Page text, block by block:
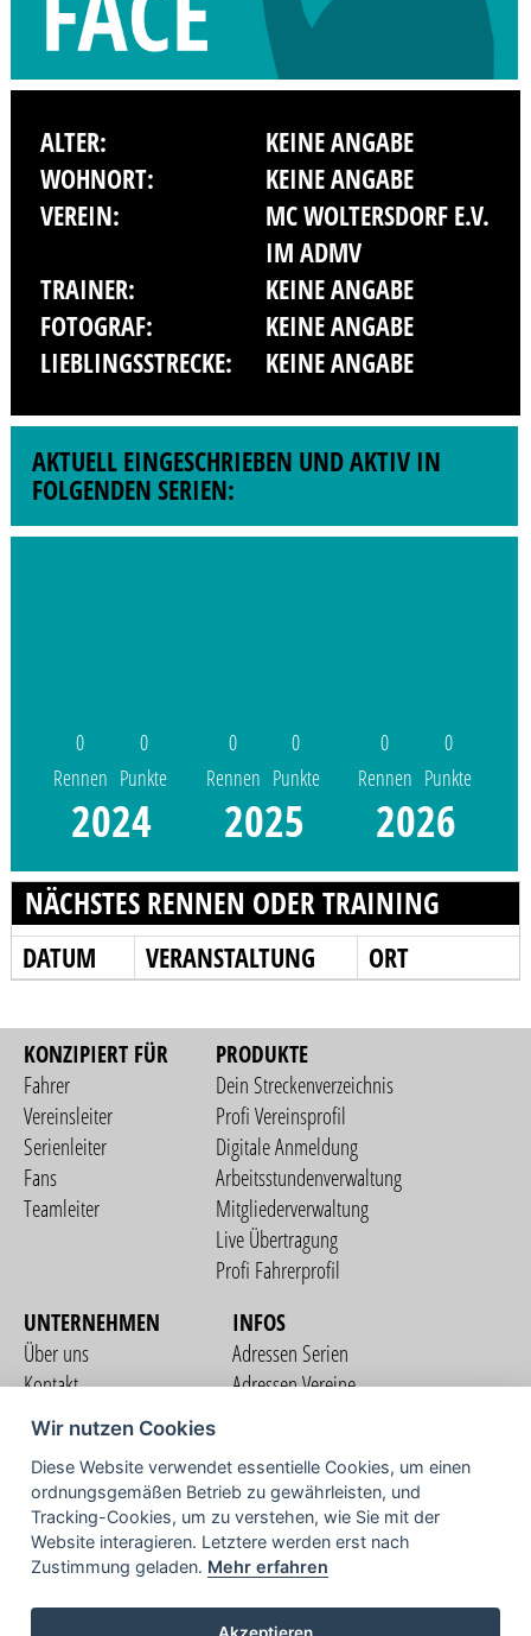
ALTER:
KEINE ANGABE
WOHNORT:
KEINE ANGABE
VEREIN:
MC WOLTERSDORF E.V.
IM ADMV
TRAINER:
KEINE ANGABE
FOTOGRAF:
KEINE ANGABE
LIEBLINGSSTRECKE:
KEINE ANGABE
AKTUELL EINGESCHRIEBEN UND AKTIV IN
FOLGENDEN SERIEN:
0
Rennen
0
Punkte
2024
0
Rennen
0
Punkte
2025
0
Rennen
0
Punkte
2026
NÄCHSTES RENNEN ODER TRAINING
DATUM VERANSTALTUNG ORT
KONZIPIERT FÜR
Fahrer
Vereinsleiter
Serienleiter
Fans
Teamleiter
PRODUKTE
Dein Streckenverzeichnis
Profi Vereinsprofil
Digitale Anmeldung
Arbeitsstundenverwaltung
Mitgliederverwaltung
Live Übertragung
Profi Fahrerprofil
UNTERNEHMEN
Über uns
Kontakt
Nutzungsbedingungen
Datenschutzerklärung
Impressum
INFOS
Adressen Serien
Adressen Vereine
COMMUNITY
TV
Wir nutzen Cookies
Diese Website verwendet essentielle Cookies, um einen
ordnungsgemäßen Betrieb zu gewährleisten, und
Tracking-Cookies, um zu verstehen, wie Sie mit der
Website interagieren. Letztere werden erst nach
Zustimmung geladen. Mehr erfahren